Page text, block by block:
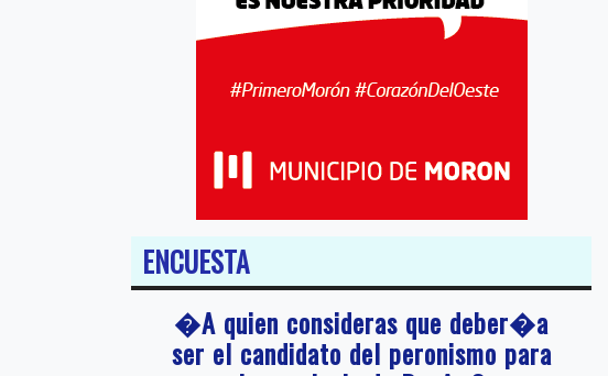
ENCUESTA
�A quien consideras que deber�a
ser el candidato del peronismo para